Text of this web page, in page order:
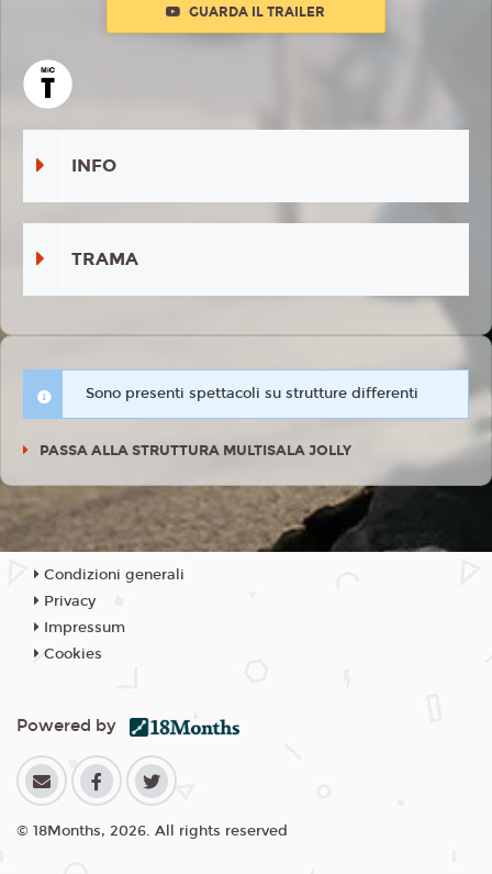
GUARDA IL TRAILER
INFO
TRAMA
Sono presenti spettacoli su strutture differenti
PASSA ALLA STRUTTURA MULTISALA JOLLY
Condizioni generali
Privacy
Impressum
Cookies
Powered by
© 18Months, 2026. All rights reserved